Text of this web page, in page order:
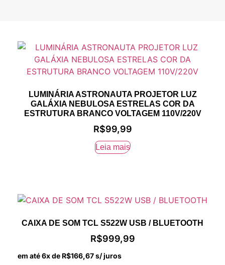
LUMINÁRIA ASTRONAUTA PROJETOR LUZ
GALÁXIA NEBULOSA ESTRELAS COR DA
ESTRUTURA BRANCO VOLTAGEM 110V/220V
R$99,99
Leia mais
CAIXA DE SOM TCL S522W USB / BLUETOOTH
R$999,99
em até 6x de R$166,67s/ juros